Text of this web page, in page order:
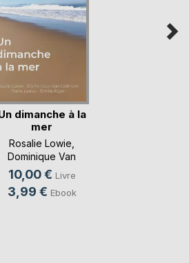
dimanche à la
mer
Rosalie Lowie,
Dominique Van
Cotthem , ...
10,00 € Livre
3,99 € Ebook